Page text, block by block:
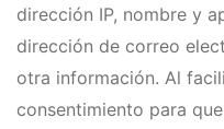
dirección IP, nombre y
dirección de correo
otra información. Al
consentimiento para